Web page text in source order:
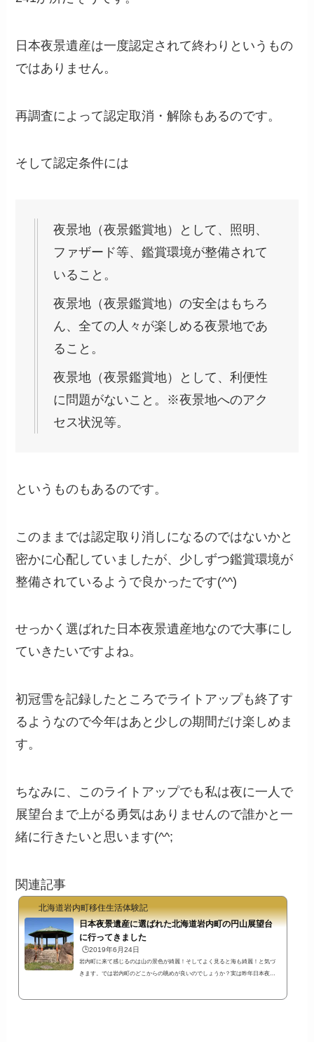
日本夜景遺産は一度認定されて終わりというもの
ではありません。
再調査によって認定取消・解除もあるのです。
そして認定条件には
夜景地（夜景鑑賞地）として、照明、
ファザード等、鑑賞環境が整備されて
いること。
夜景地（夜景鑑賞地）の安全はもちろ
ん、全ての人々が楽しめる夜景地であ
ること。
夜景地（夜景鑑賞地）として、利便性
に問題がないこと。※夜景地へのアク
セス状況等。
というものもあるのです。
このままでは認定取り消しになるのではないかと
密かに心配していましたが、少しずつ鑑賞環境が
整備されているようで良かったです(^^)
せっかく選ばれた日本夜景遺産地なので大事にし
ていきたいですよね。
初冠雪を記録したところでライトアップも終了す
るようなので今年はあと少しの期間だけ楽しめま
す。
ちなみに、このライトアップでも私は夜に一人で
展望台まで上がる勇気はありませんので誰かと一
緒に行きたいと思います(^^;
関連記事
北海道岩内町移住生活体験記
日本夜景遺産に選ばれた北海道岩内町の円山展望台
に行ってきました
🕒️2019年6月24日
岩内町に来て感じるのは山の景色が綺麗！そしてよく見ると海も綺麗！と気づ
きます。では岩内町のどこからの眺めが良いのでしょうか？実は昨年日本夜景